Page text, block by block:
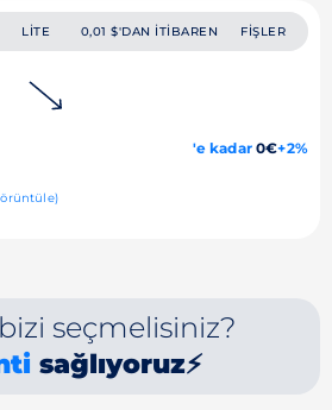
LITE 0,01 $'DAN ITIBAREN FIŞLER
'e kadar0€+2%
seçmelisiniz?
sağlıyoruz⚡